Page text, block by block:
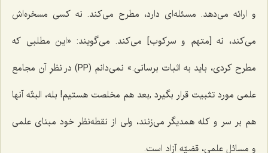
و ارائه می‌دهد. مسئله‌ای دارد، مطرح می‌کند. نه کسی مسخره‌اش
می‌کند، نه [متهم و سرکوب] می‌کند. می‌گویند: «این مطلبی که
مطرح کردی، باید به اثبات برسانی.» نمی‌دانم (PP) در نظرِ آن مجامع
علمی مورد تثبیت قرار بگیرد ,بعد هم مخلصت هستیم! بله، البتّه آنها
هم بر سر و کله همدیگر می‌زنند، ولی از نقطه‌نظر خود مبنای علمی
و مسائل علمی، قضیّه آزاد است.